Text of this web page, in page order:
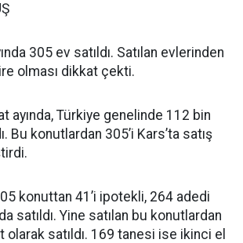
305 ev satıldı. Satılan evlerinden
olması dikkat çekti.
ayında, Türkiye genelinde 112 bin
Bu konutlardan 305’i Kars’ta satış
konuttan 41’i ipotekli, 264 adedi
satıldı. Yine satılan bu konutlardan
olarak satıldı. 169 tanesi ise ikinci el